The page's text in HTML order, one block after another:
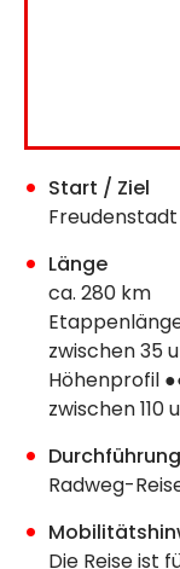
Start / Ziel
Freudenstadt
Länge
ca. 280 km
zwischen 35
Höhenprofil
zwischen
Durchführung
Radweg-
Die Reise ist